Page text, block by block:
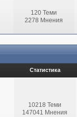
120 Теми
2278 Мнения
Статистика
10218 Теми
147041 Мнения